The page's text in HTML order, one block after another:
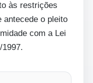
às restrições
antecede o pleito
com a Lei
1997.